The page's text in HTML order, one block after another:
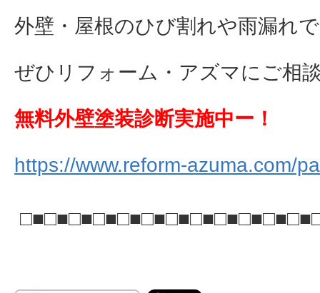
外壁・屋根のひび割れや雨漏れ
ぜひリフォーム・アズマにご相
無料外壁塗装診断実施中ー！
https://www.reform-azuma.com/